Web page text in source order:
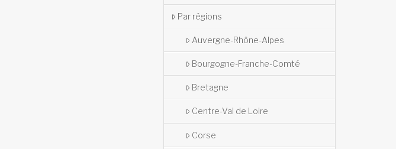
Par régions
Auvergne-Rhône-Alpes
Bourgogne-Franche-Comté
Bretagne
Centre-Val de Loire
Corse